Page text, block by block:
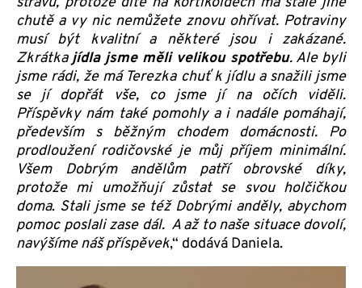
chutě a vy nic nemůžete znovu ohřívat. Potraviny
musí být kvalitní a některé jsou i zakázané.
Zkrátkajídla jsme měli velikou spotřebu. Ale byli
jsme rádi, že má Terezka chuť k jídlu a snažili jsme
se jí dopřát vše, co jsme jí na očích viděli.
Příspěvky nám také pomohly a i nadále pomáhají,
především s běžným chodem domácnosti. Po
prodloužení rodičovské je můj příjem minimální.
Všem Dobrým andělům patří obrovské díky,
protože mi umožňují zůstat se svou holčičkou
doma. Stali jsme se též Dobrými anděly, abychom
pomoc poslali zase dál. A až to naše situace dovolí,
navýšíme náš příspěvek,“ dodává Daniela.